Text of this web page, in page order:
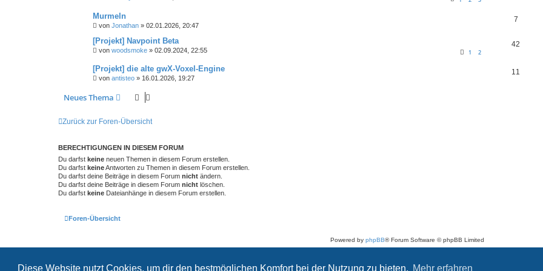
Diese Website nutzt Cookies, um dir den bestmöglichen Komfort bei der Nutzung zu bieten. Mehr erfahren
Murmeln
von Jonathan » 02.01.2026, 20:47
7
[Projekt] Navpoint Beta
von woodsmoke » 02.09.2024, 22:55 1 2
42
[Projekt] die alte gwX-Voxel-Engine
von antisteo » 16.01.2026, 19:27
11
Neues Thema
Zurück zur Foren-Übersicht
BERECHTIGUNGEN IN DIESEM FORUM
Du darfst keine neuen Themen in diesem Forum erstellen.
Du darfst keineAntworten zu Themen in diesem Forum erstellen.
Du darfst deine Beiträge in diesem Forum nicht ändern.
Du darfst deine Beiträge in diesem Forum nicht löschen.
Du darfst keine Dateianhänge in diesem Forum erstellen.
Foren-Übersicht
Powered by phpBB® Forum Software © phpBB Limited